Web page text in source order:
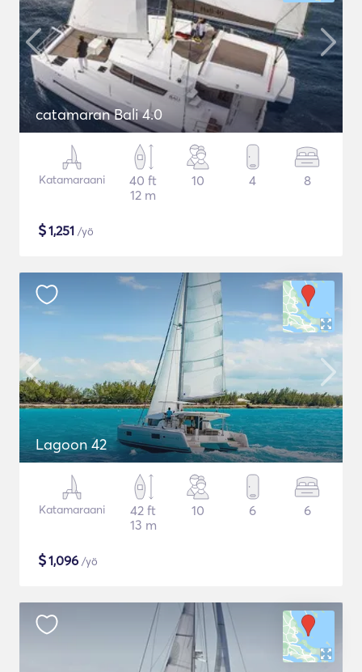
catamaran Bali 4.0
Katamaraani
40 ft
12 m
10 4 8
$1,251 /yö
Lagoon 42
Katamaraani
42 ft
13 m
10 6 6
$1,096 /yö